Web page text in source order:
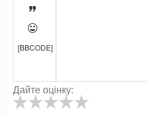


[BBCODE]
Дайте оцінку: